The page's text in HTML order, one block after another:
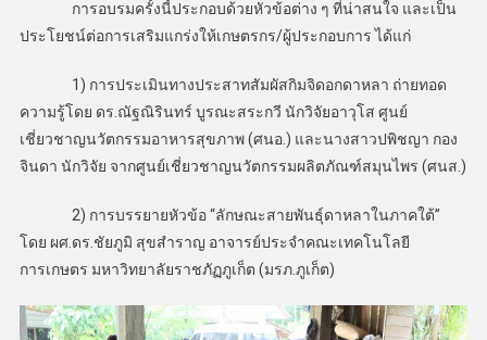
การอบรมครั้งนี้ประกอบด้วยหัวข้อต่าง ๆ ที่น่าสนใจ และเป็น
ประโยชน์ต่อการเสริมแกร่งให้เกษตรกร/ผู้ประกอบการ ได้แก่
1) การประเมินทางประสาทสัมผัสกิมจิดอกดาหลา ถ่ายทอด
ความรู้โดย ดร.ณัฐณิรินทร์ บูรณะสระกวี นักวิจัยอาวุโส ศูนย์
เชี่ยวชาญนวัตกรรมอาหารสุขภาพ (ศนอ.) และนางสาวปพิชญา กอง
จินดา นักวิจัย จากศูนย์เชี่ยวชาญนวัตกรรมผลิตภัณฑ์สมุนไพร (ศนส.)
2) การบรรยายหัวข้อ “ลักษณะสายพันธุ์ดาหลาในภาคใต้”
โดย ผศ.ดร.ชัยภูมิ สุขสำราญ อาจารย์ประจำคณะเทคโนโลยี
การเกษตร มหาวิทยาลัยราชภัฏภูเก็ต (มรภ.ภูเก็ต)